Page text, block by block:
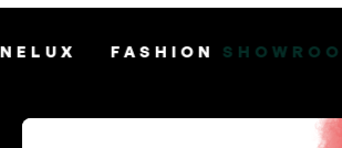
SHOWROOM BENELUX